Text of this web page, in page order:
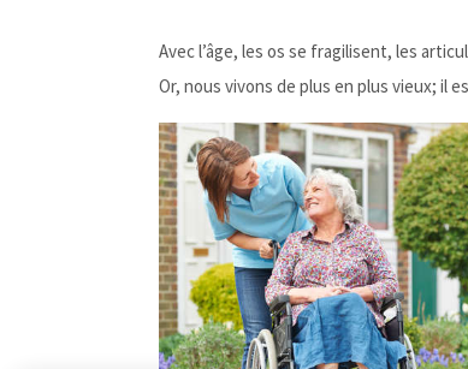
Avec l’âge, les os se fragilisent, les
Or, nous vivons de plus en plus vieux; il